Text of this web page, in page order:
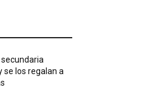
se los regalan a